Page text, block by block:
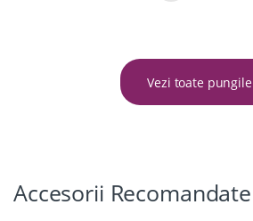
Vezi toate pungile
Accesorii Recomandate